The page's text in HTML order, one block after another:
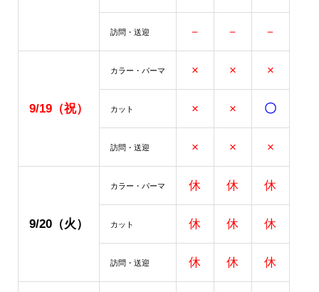
訪問・送迎 － － －
9/19（祝）
カラー・パーマ × × ×
カット × × 〇
訪問・送迎 × × ×
9/20（火）
カラー・パーマ 休 休 休
カット 休 休 休
訪問・送迎 休 休 休